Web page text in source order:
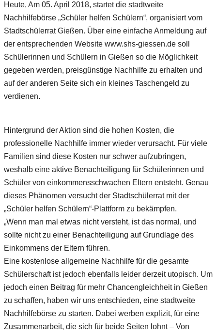
Heute, Am 05. April 2018, startet die stadtweite
Nachhilfebörse „Schüler helfen Schülern“, organisiert vom
Stadtschülerrat Gießen. Über eine einfache Anmeldung auf
der entsprechenden Website www.shs-giessen.de soll
Schülerinnen und Schülern in Gießen so die Möglichkeit
gegeben werden, preisgünstige Nachhilfe zu erhalten und
auf der anderen Seite sich ein kleines Taschengeld zu
verdienen.
Hintergrund der Aktion sind die hohen Kosten, die
professionelle Nachhilfe immer wieder verursacht. Für viele
Familien sind diese Kosten nur schwer aufzubringen,
weshalb eine aktive Benachteiligung für Schülerinnen und
Schüler von einkommensschwachen Eltern entsteht. Genau
dieses Phänomen versucht der Stadtschülerrat mit der
„Schüler helfen Schülern“-Plattform zu bekämpfen.
„Wenn man mal etwas nicht versteht, ist das normal, und
sollte nicht zu einer Benachteiligung auf Grundlage des
Einkommens der Eltern führen.
Eine kostenlose allgemeine Nachhilfe für die gesamte
Schülerschaft ist jedoch ebenfalls leider derzeit utopisch. Um
jedoch einen Beitrag für mehr Chancengleichheit in Gießen
zu schaffen, haben wir uns entschieden, eine stadtweite
Nachhilfebörse zu starten. Dabei werben explizit, für eine
Zusammenarbeit, die sich für beide Seiten lohnt – Von